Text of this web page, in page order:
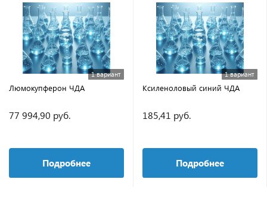
1 вариант
Люмокупферон ЧДА
77 994,90 руб.
Подробнее
1 вариант
Ксиленоловый синий ЧДА
185,41 руб.
Подробнее